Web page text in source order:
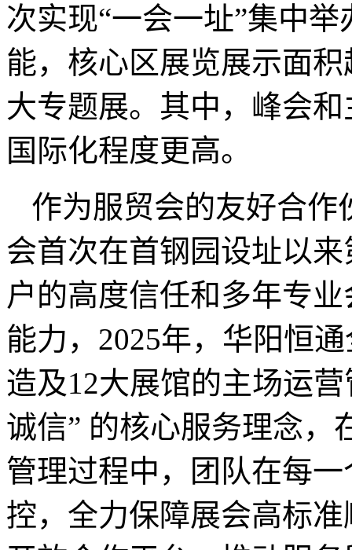
次实现“一会一址”集中
能，核心区展览展示面
大专题展。其中，峰会
国际化程度更高。
作为服贸会的友好合作
会首次在首钢园设址以
户的高度信任和多年专
能力，2025年，华阳恒
造及12大展馆的主场运
诚信” 的核心服务理念，
管理过程中，团队在每
控，全力保障展会高标